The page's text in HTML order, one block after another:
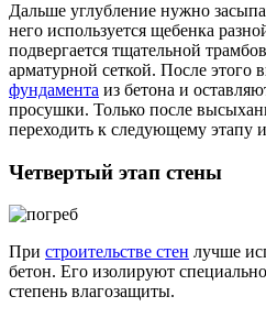
Дальше углубление нужно
него используется щебенка
подвергается тщательной
арматурной сеткой. После этого
фундамента из бетона и
просушки. Только после
переходить к следующему этапу
Четвертый этап стены
При строительстве стен лучше
бетон. Его изолируют
степень влагозащиты.